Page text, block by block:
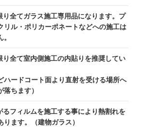
り全てガラス施工専用品になります。プ
リル・ポリカーポネートなどへの施工は
り全て室内側施工の内貼りを推奨してい
ハードコート面より直射を受ける場所へ
ちます）
るフィルムを施工する事により熱割れを
ります。（建物ガラス）